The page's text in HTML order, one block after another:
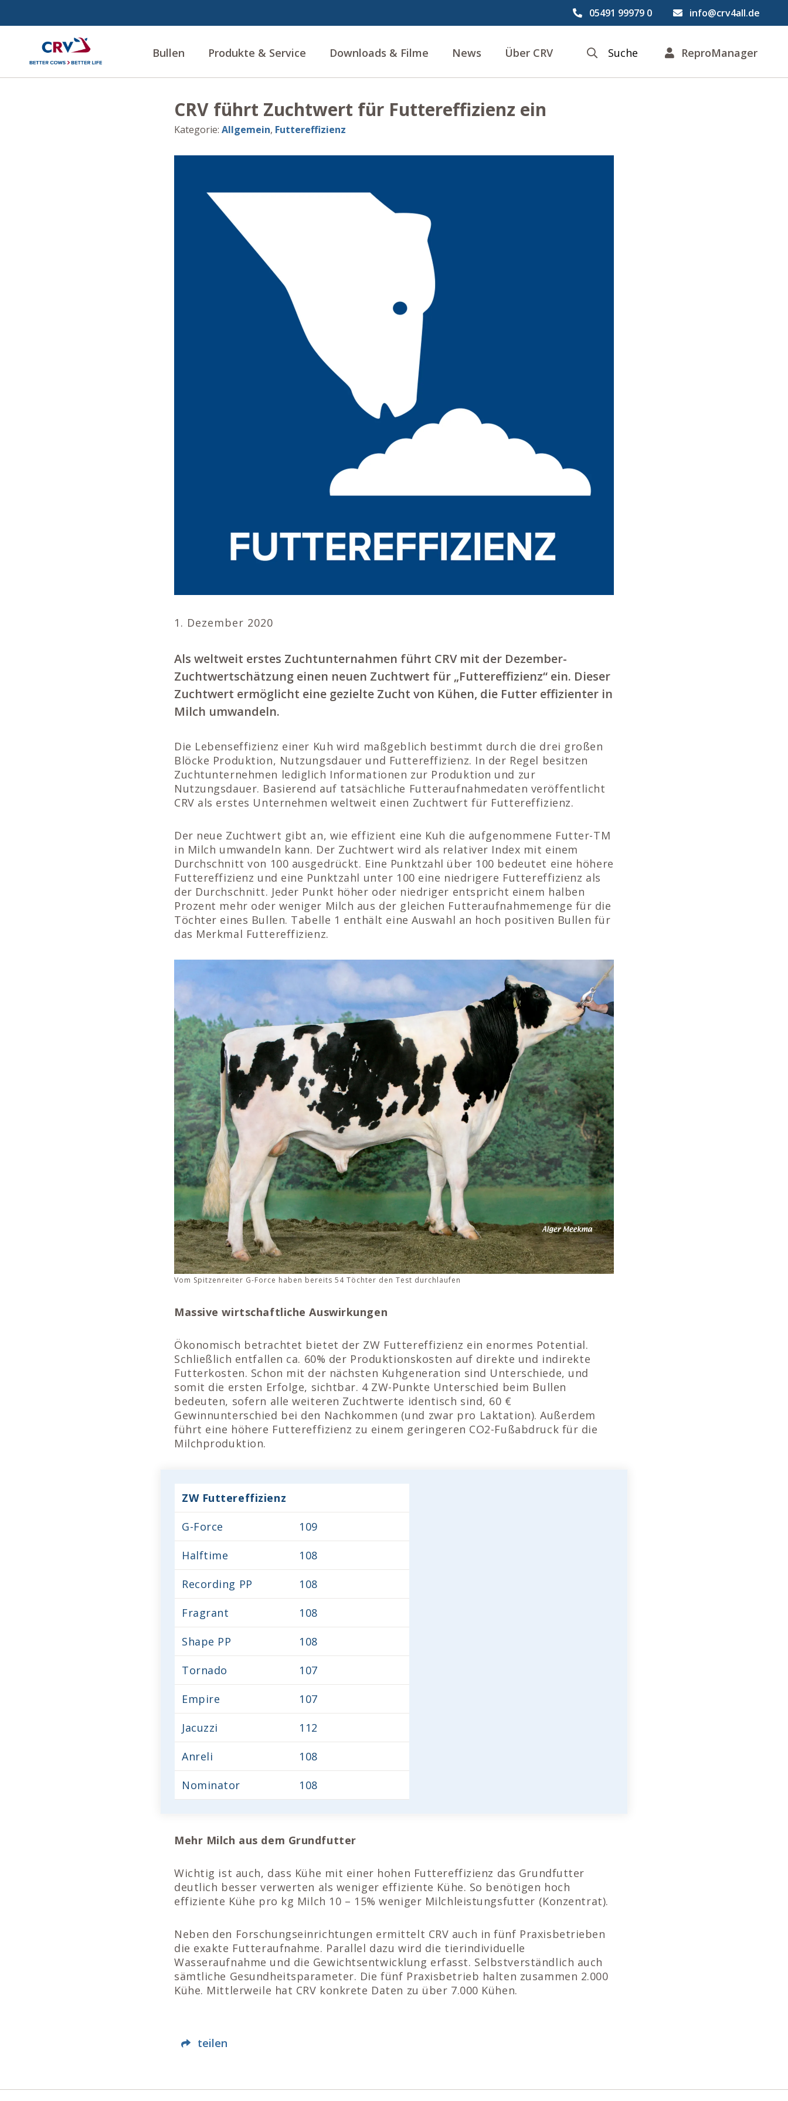
05491 99979 0 info@crv4all.de
Bullen Produkte & Service Downloads & Filme News Über CRV Suche ReproManager
CRV führt Zuchtwert für Futtereffizienz ein
Kategorie: Allgemein, Futtereffizienz
1. Dezember 2020
Als weltweit erstes Zuchtunternahmen führt CRV mit der Dezember-
Zuchtwertschätzung einen neuen Zuchtwert für „Futtereffizienz“ ein. Dieser
Zuchtwert ermöglicht eine gezielte Zucht von Kühen, die Futter effizienter in
Milch umwandeln.
Die Lebenseffizienz einer Kuh wird maßgeblich bestimmt durch die drei großen
Blöcke Produktion, Nutzungsdauer und Futtereffizienz. In der Regel besitzen
Zuchtunternehmen lediglich Informationen zur Produktion und zur
Nutzungsdauer. Basierend auf tatsächliche Futteraufnahmedaten veröffentlicht
CRV als erstes Unternehmen weltweit einen Zuchtwert für Futtereffizienz.
Der neue Zuchtwert gibt an, wie effizient eine Kuh die aufgenommene Futter-TM
in Milch umwandeln kann. Der Zuchtwert wird als relativer Index mit einem
Durchschnitt von 100 ausgedrückt. Eine Punktzahl über 100 bedeutet eine höhere
Futtereffizienz und eine Punktzahl unter 100 eine niedrigere Futtereffizienz als
der Durchschnitt. Jeder Punkt höher oder niedriger entspricht einem halben
Prozent mehr oder weniger Milch aus der gleichen Futteraufnahmemenge für die
Töchter eines Bullen. Tabelle 1 enthält eine Auswahl an hoch positiven Bullen für
das Merkmal Futtereffizienz.
Vom Spitzenreiter G-Force haben bereits 54 Töchter den Test durchlaufen
Massive wirtschaftliche Auswirkungen
Ökonomisch betrachtet bietet der ZW Futtereffizienz ein enormes Potential.
Schließlich entfallen ca. 60% der Produktionskosten auf direkte und indirekte
Futterkosten. Schon mit der nächsten Kuhgeneration sind Unterschiede, und
somit die ersten Erfolge, sichtbar. 4 ZW-Punkte Unterschied beim Bullen
bedeuten, sofern alle weiteren Zuchtwerte identisch sind, 60 €
Gewinnunterschied bei den Nachkommen (und zwar pro Laktation). Außerdem
führt eine höhere Futtereffizienz zu einem geringeren CO2-Fußabdruck für die
Milchproduktion.
ZW Futtereffizienz
G-Force 109
Halftime 108
Recording PP 108
Fragrant 108
Shape PP 108
Tornado 107
Empire 107
Jacuzzi 112
Anreli 108
Nominator 108
Mehr Milch aus dem Grundfutter
Wichtig ist auch, dass Kühe mit einer hohen Futtereffizienz das Grundfutter
deutlich besser verwerten als weniger effiziente Kühe. So benötigen hoch
effiziente Kühe pro kg Milch 10 – 15% weniger Milchleistungsfutter (Konzentrat).
Neben den Forschungseinrichtungen ermittelt CRV auch in fünf Praxisbetrieben
die exakte Futteraufnahme. Parallel dazu wird die tierindividuelle
Wasseraufnahme und die Gewichtsentwicklung erfasst. Selbstverständlich auch
sämtliche Gesundheitsparameter. Die fünf Praxisbetrieb halten zusammen 2.000
Kühe. Mittlerweile hat CRV konkrete Daten zu über 7.000 Kühen.
teilen